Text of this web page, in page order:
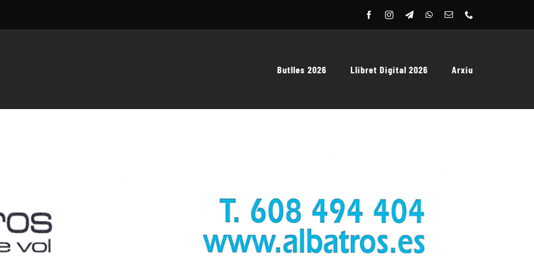
Butlles 2026 Llibret Digital 2026 Arxiu